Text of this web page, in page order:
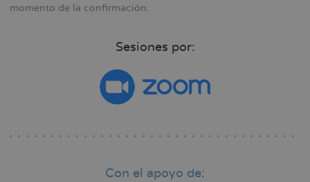
momento de la confirmación.
Sesiones por:
Con el apoyo de: